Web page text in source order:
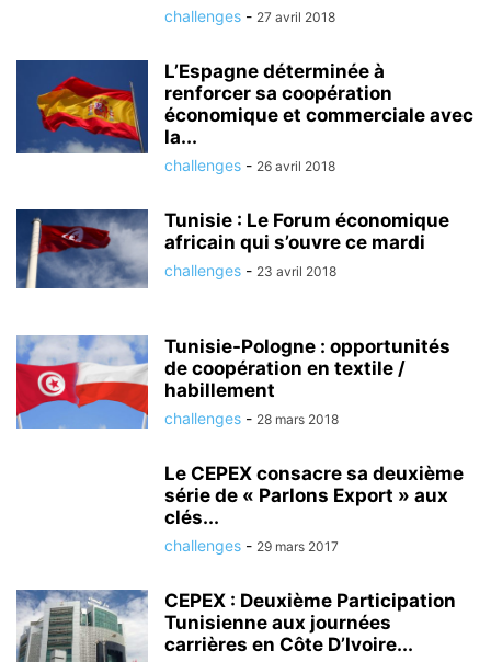
challenges - 27 avril 2018
L’Espagne déterminée à
renforcer sa coopération
économique et commerciale avec
la...
challenges - 26 avril 2018
Tunisie : Le Forum économique
africain qui s’ouvre ce mardi
challenges - 23 avril 2018
Tunisie-Pologne : opportunités
de coopération en textile /
habillement
challenges - 28 mars 2018
Le CEPEX consacre sa deuxième
série de « Parlons Export » aux
clés...
challenges - 29 mars 2017
CEPEX : Deuxième Participation
Tunisienne aux journées
carrières en Côte D’Ivoire...